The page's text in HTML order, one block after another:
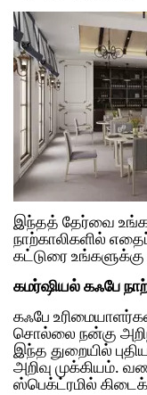
இந்தத் தேர்வை
நாற்காலிகளில்
கட்டுரை உங்களுக்கு
கமர்ஷியல் கஃபே
கஃபே
சொல்லை நன்கு
இந்த துறையில்
அறிவு முக்கியம்.
ஸ்பெக்ட்ரமில்